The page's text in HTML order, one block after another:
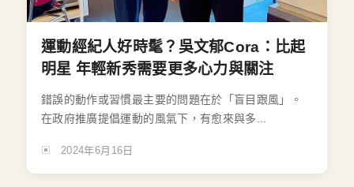
運動經紀人好時髦？吳文郁Cora：比起
明星 年輕新秀需要更多心力與關注
錯誤的動作或習慣最主要的問題在於「盲目跟風」。
在政府推廣提倡運動的風氣下，有愈來與多...
2024年6月16日